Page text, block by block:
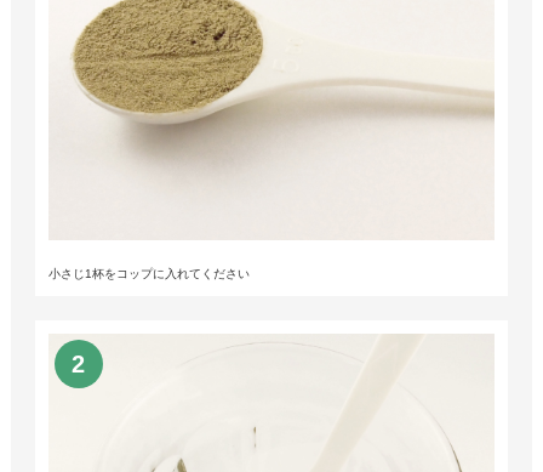
小さじ1杯をコップに入れてください